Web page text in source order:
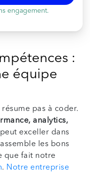
engagement.
:
équipe
pas à coder.
analytics,
exceller dans
les bons
que fait notre
. Notre entreprise